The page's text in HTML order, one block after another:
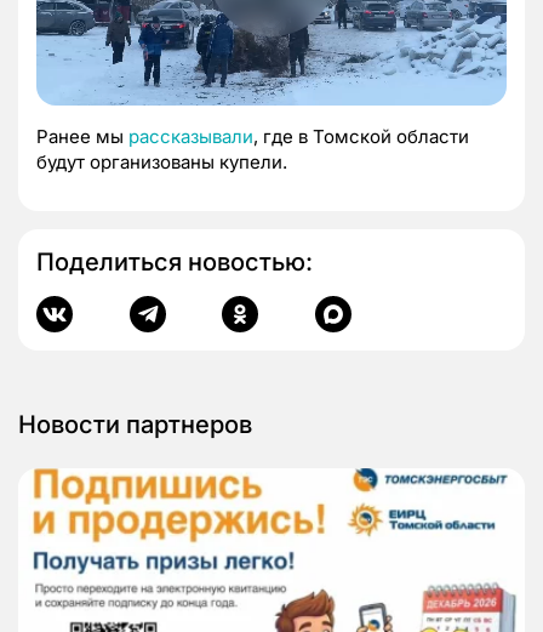
Ранее мы рассказывали, где в Томской области
будут организованы купели.
Поделиться новостью:
Новости партнеров